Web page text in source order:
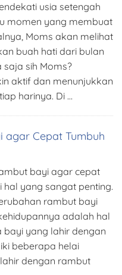
usia setengah
momen yang membuat
Moms akan melihat
buah hati dari bulan
saja sih Moms?
aktif dan menunjukkan
harinya. Di …
agar Cepat Tumbuh
bayi agar cepat
yang sangat penting.
rambut bayi
adalah hal
bayi yang lahir dengan
beberapa helai
dengan rambut